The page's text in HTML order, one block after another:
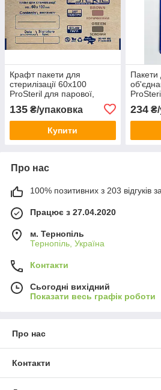
Крафт пакети для
стерилізації 60х100
ProSteril для парової,
этиленоксидної 100 шт
135 ₴/упаковка
Купити
Пакети
234₴/
Про нас
100% позитивних з 203 відгуків
Працює з 27.04.2020
м. Тернопіль
Тернопіль, Україна
Контакти
Сьогодні вихідний
Показати весь графік роботи
Про нас
Контакти